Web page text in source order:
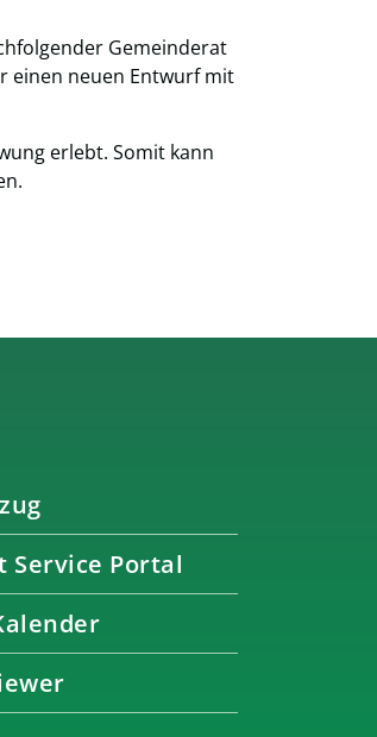
Gemeinderat
einen neuen Entwurf mit
erlebt. Somit kann
Service Portal